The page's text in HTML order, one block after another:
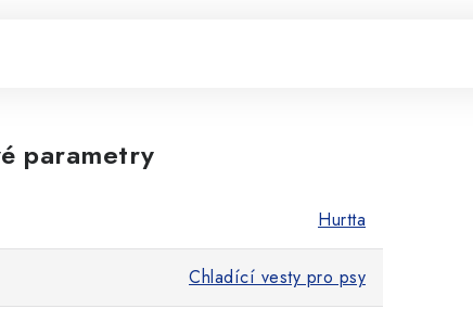
parametry
Hurtta
Chladící vesty pro psy